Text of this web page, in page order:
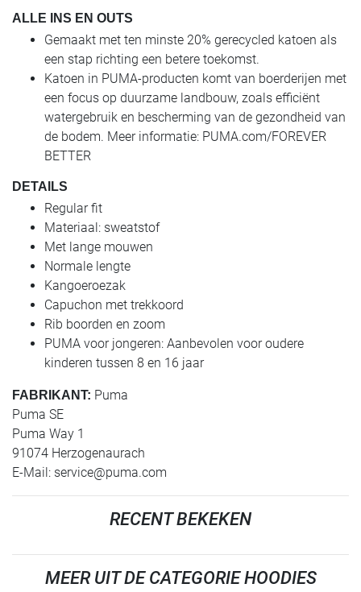
ALLE INS EN OUTS
Gemaakt met ten minste 20% gerecycled katoen als
een stap richting een betere toekomst.
Katoen in PUMA-producten komt van boerderijen met
een focus op duurzame landbouw, zoals efficiënt
watergebruik en bescherming van de gezondheid van
de bodem. Meer informatie: PUMA.com/FOREVER
BETTER
DETAILS
Regular fit
Materiaal: sweatstof
Met lange mouwen
Normale lengte
Kangoeroezak
Capuchon met trekkoord
Rib boorden en zoom
PUMA voor jongeren: Aanbevolen voor oudere
kinderen tussen 8 en 16 jaar
FABRIKANT: Puma
Puma SE
Puma Way 1
91074 Herzogenaurach
E-Mail: service@puma.com
RECENT BEKEKEN
MEER UIT DE CATEGORIE HOODIES